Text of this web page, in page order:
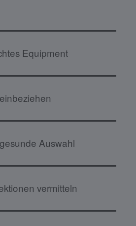
Equipment
Auswahl
vermitteln